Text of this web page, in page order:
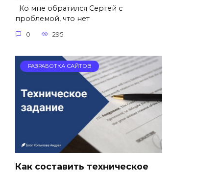
Ко мне обратился Сергей с
проблемой, что нет
0 295
РАЗРАБОТКА САЙТОВ
Как составить техническое